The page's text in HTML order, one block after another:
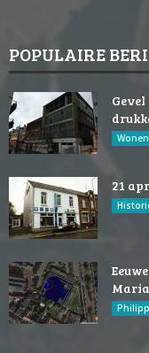
POPULAIRE
Wonen
21